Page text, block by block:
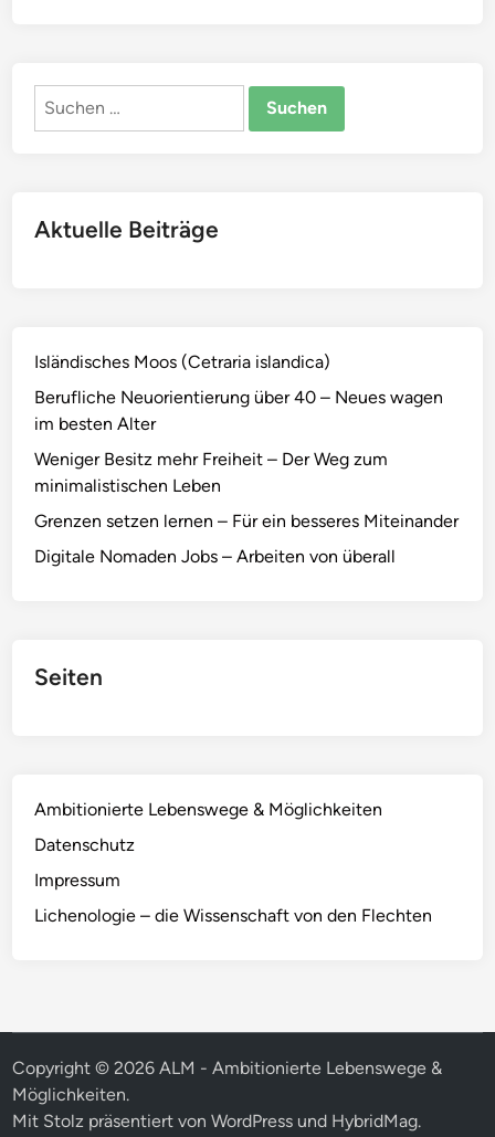
Suchen
Aktuelle Beiträge
Isländisches Moos (Cetraria islandica)
Berufliche Neuorientierung über 40 – Neues wagen
im besten Alter
Weniger Besitz mehr Freiheit – Der Weg zum
minimalistischen Leben
Grenzen setzen lernen – Für ein besseres Miteinander
Digitale Nomaden Jobs – Arbeiten von überall
Seiten
Ambitionierte Lebenswege & Möglichkeiten
Datenschutz
Impressum
Lichenologie – die Wissenschaft von den Flechten
Copyright © 2026ALM - Ambitionierte Lebenswege &
Möglichkeiten.
Mit Stolz präsentiert vonWordPress und HybridMag.